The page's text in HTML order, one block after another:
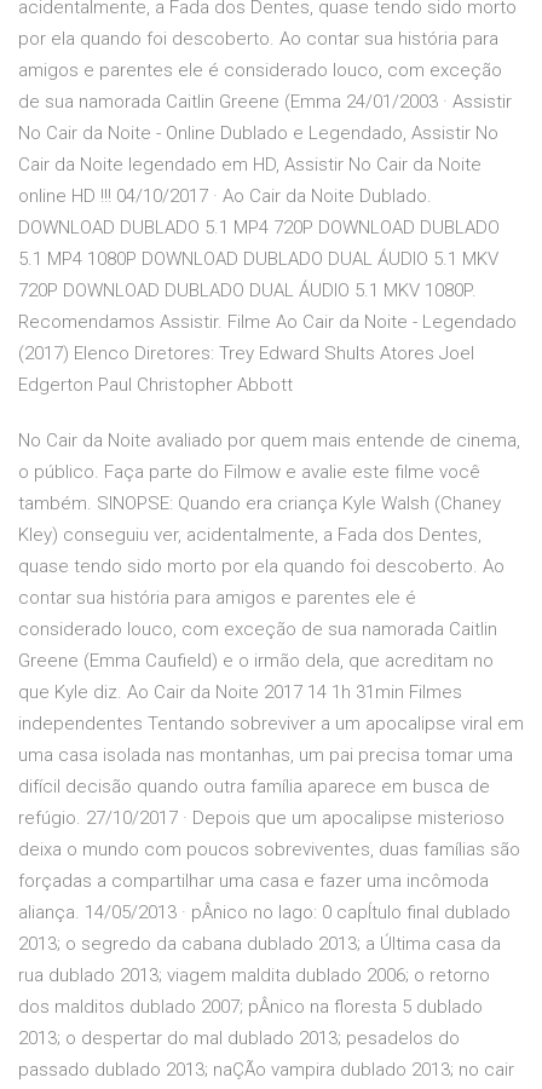
acidentalmente, a Fada dos Dentes, quase tendo sido morto
por ela quando foi descoberto. Ao contar sua história para
amigos e parentes ele é considerado louco, com exceção
de sua namorada Caitlin Greene (Emma 24/01/2003 · Assistir
No Cair da Noite - Online Dublado e Legendado, Assistir No
Cair da Noite legendado em HD, Assistir No Cair da Noite
online HD !!! 04/10/2017 · Ao Cair da Noite Dublado.
DOWNLOAD DUBLADO 5.1 MP4 720P DOWNLOAD DUBLADO
5.1 MP4 1080P DOWNLOAD DUBLADO DUAL ÁUDIO 5.1 MKV
720P DOWNLOAD DUBLADO DUAL ÁUDIO 5.1 MKV 1080P.
Recomendamos Assistir. Filme Ao Cair da Noite - Legendado
(2017) Elenco Diretores: Trey Edward Shults Atores Joel
Edgerton Paul Christopher Abbott
No Cair da Noite avaliado por quem mais entende de cinema,
o público. Faça parte do Filmow e avalie este filme você
também. SINOPSE: Quando era criança Kyle Walsh (Chaney
Kley) conseguiu ver, acidentalmente, a Fada dos Dentes,
quase tendo sido morto por ela quando foi descoberto. Ao
contar sua história para amigos e parentes ele é
considerado louco, com exceção de sua namorada Caitlin
Greene (Emma Caufield) e o irmão dela, que acreditam no
que Kyle diz. Ao Cair da Noite 2017 14 1h 31min Filmes
independentes Tentando sobreviver a um apocalipse viral em
uma casa isolada nas montanhas, um pai precisa tomar uma
difícil decisão quando outra família aparece em busca de
refúgio. 27/10/2017 · Depois que um apocalipse misterioso
deixa o mundo com poucos sobreviventes, duas famílias são
forçadas a compartilhar uma casa e fazer uma incômoda
aliança. 14/05/2013 · pÂnico no lago: 0 capÍtulo final dublado
2013; o segredo da cabana dublado 2013; a Última casa da
rua dublado 2013; viagem maldita dublado 2006; o retorno
dos malditos dublado 2007; pÂnico na floresta 5 dublado
2013; o despertar do mal dublado 2013; pesadelos do
passado dublado 2013; naÇÃo vampira dublado 2013; no cair